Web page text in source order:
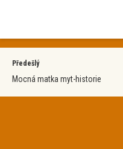
Předešlý
Mocná matka myt-historie